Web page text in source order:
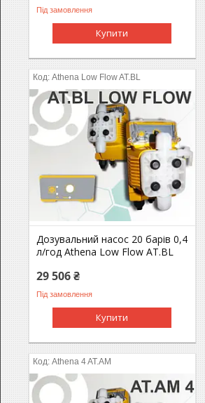
Під замовлення
Купити
Athena Low Flow AT.BL
Дозувальний насос 20 барів 0,4
л/год Athena Low Flow AT.BL
29 506 ₴
Під замовлення
Купити
Athena 4 AT.AM